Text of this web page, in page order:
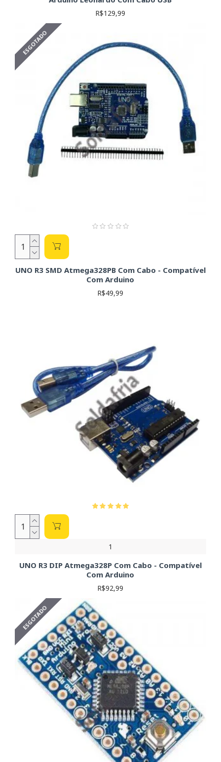
R$129,99
ESGOTADO
UNO R3 SMD Atmega328PB Com Cabo - Compatível
Com Arduino
R$49,99
1
UNO R3 DIP Atmega328P Com Cabo - Compatível
Com Arduino
R$92,99
ESGOTADO